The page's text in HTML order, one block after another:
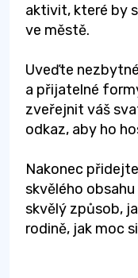
aktivit, které by
ve městě.
Uveďte
a přijatelné
zveřejnit váš
odkaz, aby ho
Nakonec
skvělého
skvělý způsob,
rodině, jak moc